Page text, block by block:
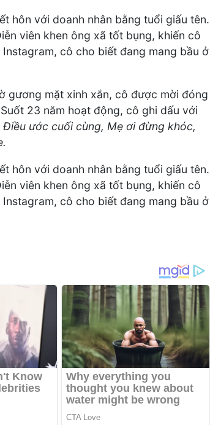
hôn với doanh nhân bằng tuổi giấu tên.
viên khen ông xã tốt bụng, khiến cô
cô cho biết đang mang bầu ở
gương mặt xinh xắn, cô được mời đóng
23 năm hoạt động, cô ghi dấu với
ước cuối cùng, Mẹ ơi đừng khóc,
hôn với doanh nhân bằng tuổi giấu tên.
viên khen ông xã tốt bụng, khiến cô
cô cho biết đang mang bầu ở